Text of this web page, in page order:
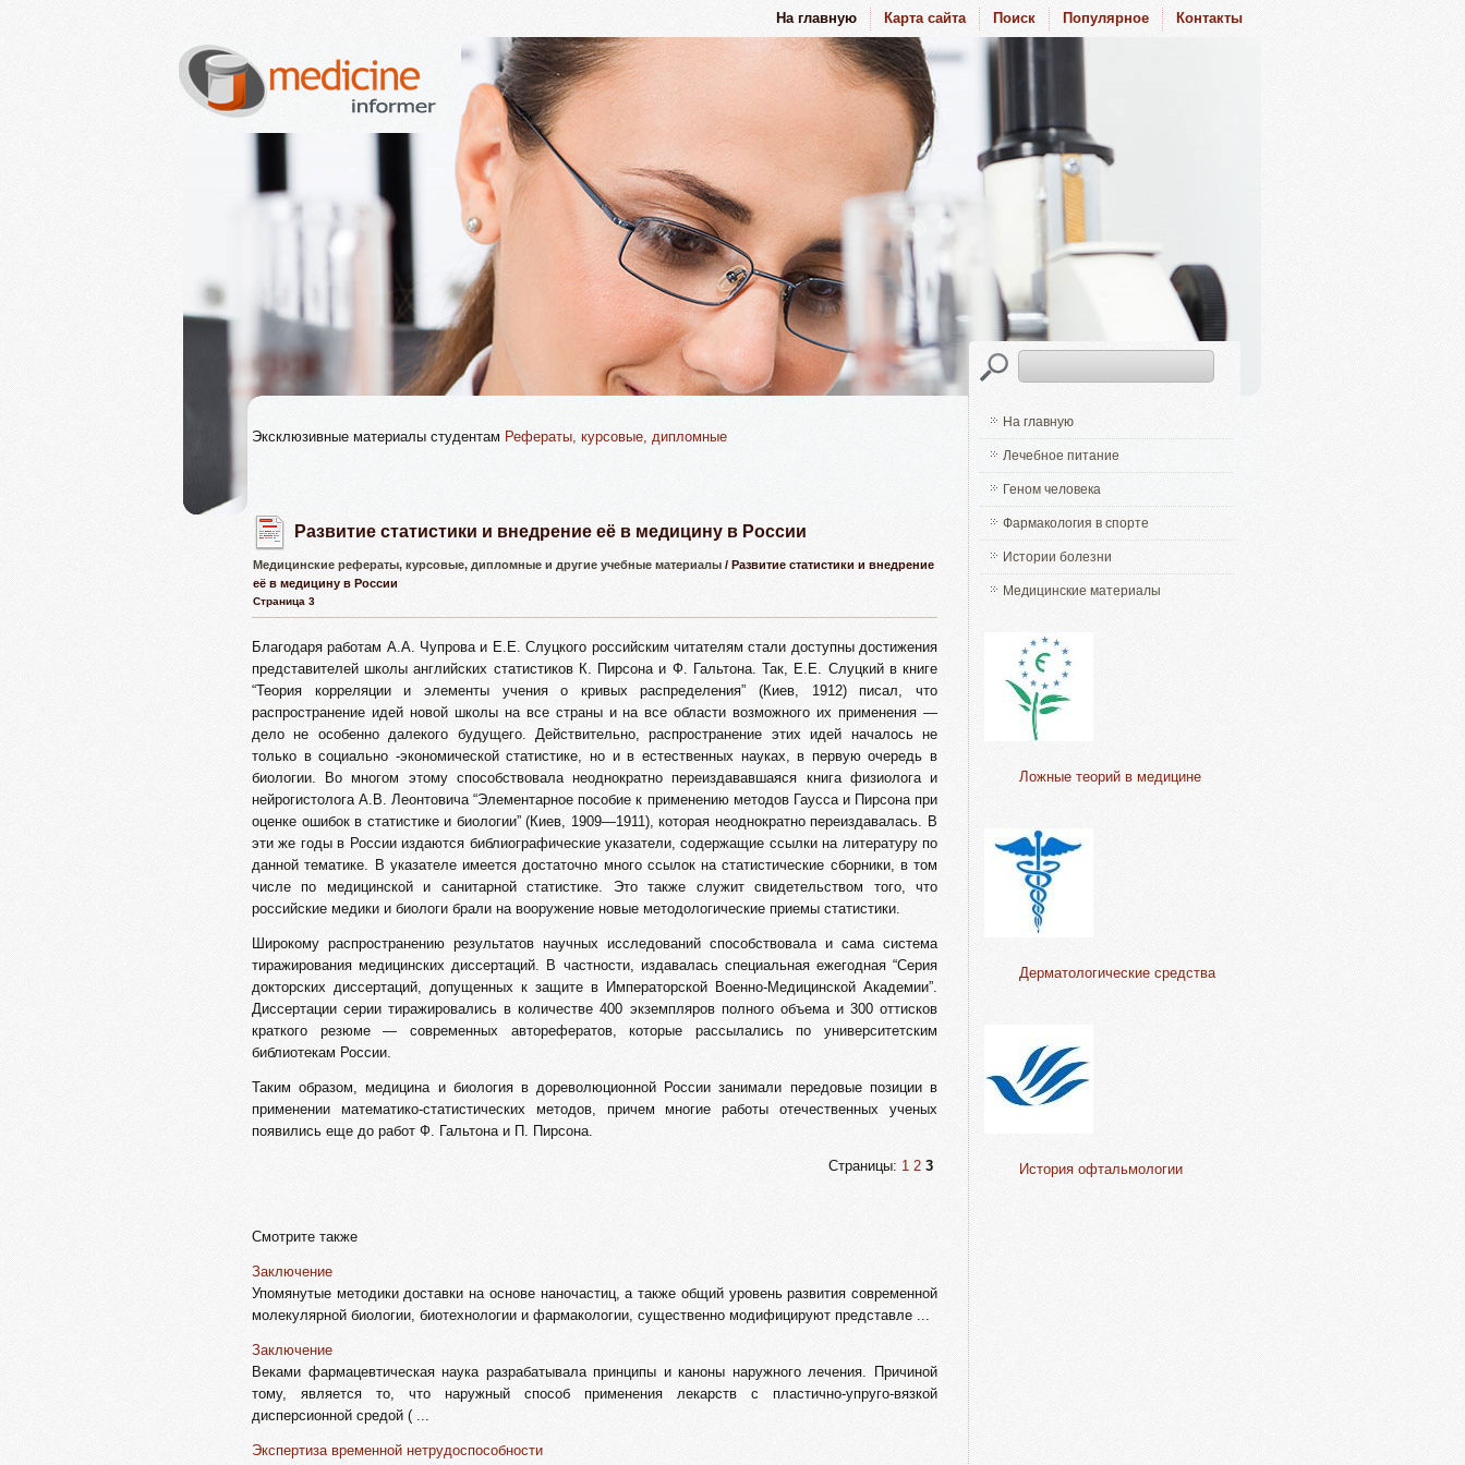
На главную Карта сайта Поиск Популярное Контакты
Эксклюзивные материалы студентам Рефераты, курсовые, дипломные
Развитие статистики и внедрение её в медицину в России
Медицинские рефераты, курсовые, дипломные и другие учебные материалы / Развитие статистики и внедрение
её в медицину в России
Страница 3
Благодаря работам А.А. Чупрова и Е.Е. Слуцкого российским читателям стали доступны достижения
представителей школы английских статистиков К. Пирсона и Ф. Гальтона. Так, Е.Е. Слуцкий в книге
“Теория корреляции и элементы учения о кривых распределения” (Киев, 1912) писал, что
распространение идей новой школы на все страны и на все области возможного их применения —
дело не особенно далекого будущего. Действительно, распространение этих идей началось не
только в социально -экономической статистике, но и в естественных науках, в первую очередь в
биологии. Во многом этому способствовала неоднократно переиздававшаяся книга физиолога и
нейрогистолога А.В. Леонтовича “Элементарное пособие к применению методов Гаусса и Пирсона при
оценке ошибок в статистике и биологии” (Киев, 1909—1911), которая неоднократно переиздавалась. В
эти же годы в России издаются библиографические указатели, содержащие ссылки на литературу по
данной тематике. В указателе имеется достаточно много ссылок на статистические сборники, в том
числе по медицинской и санитарной статистике. Это также служит свидетельством того, что
российские медики и биологи брали на вооружение новые методологические приемы статистики.
Широкому распространению результатов научных исследований способствовала и сама система
тиражирования медицинских диссертаций. В частности, издавалась специальная ежегодная “Серия
докторских диссертаций, допущенных к защите в Императорской Военно-Медицинской Академии”.
Диссертации серии тиражировались в количестве 400 экземпляров полного объема и 300 оттисков
краткого резюме — современных авторефератов, которые рассылались по университетским
библиотекам России.
Таким образом, медицина и биология в дореволюционной России занимали передовые позиции в
применении математико-статистических методов, причем многие работы отечественных ученых
появились еще до работ Ф. Гальтона и П. Пирсона.
Страницы: 1 2 3
Смотрите также
Заключение
Упомянутые методики доставки на основе наночастиц, а также общий уровень развития современной
молекулярной биологии, биотехнологии и фармакологии, существенно модифицируют представле ...
Заключение
Веками фармацевтическая наука разрабатывала принципы и каноны наружного лечения. Причиной
тому, является то, что наружный способ применения лекарств с пластично-упруго-вязкой
дисперсионной средой ( ...
Экспертиза временной нетрудоспособности
На главную
Лечебное питание
Геном человека
Фармакология в спорте
Истории болезни
Медицинские материалы
Ложные теорий в медицине
Дерматологические средства
История офтальмологии